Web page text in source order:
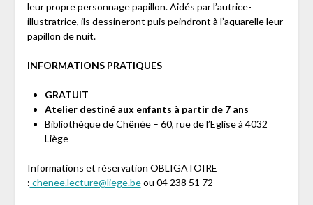
leur propre personnage papillon. Aidés par l’autrice-
illustratrice, ils dessineront puis peindront à l’aquarelle leur
papillon de nuit.
INFORMATIONS PRATIQUES
GRATUIT
Atelier destiné aux enfants à partir de 7 ans
Bibliothèque de Chênée – 60, rue de l’Eglise à 4032
Liège
Informations et réservation OBLIGATOIRE
: chenee.lecture@liege.beou 04 238 51 72